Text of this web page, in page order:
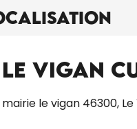
Le Vigan
mairie le vigan 46300, Le